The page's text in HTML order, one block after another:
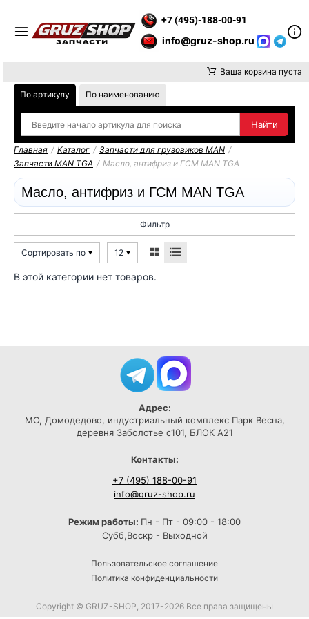
+7 (495)-188-00-91
info@gruz-shop.ru
Ваша корзина пуста
По артикулу По наименованию
Главная / Каталог / Запчасти для грузовиков MAN /
Запчасти MAN TGA / Масло, антифриз и ГСМ MAN TGA
Масло, антифриз и ГСМ MAN TGA
Фильтр
Сортировать по 12
В этой категории нет товаров.
Адрес:
МО, Домодедово, индустриальный комплекс Парк Весна,
деревня Заболотье с101, БЛОК А21
Контакты:
+7 (495) 188-00-91
info@gruz-shop.ru
Режим работы: Пн - Пт - 09:00 - 18:00
Субб,Воскр - Выходной
Пользовательское соглашение
Политика конфиденциальности
Copyright © GRUZ-SHOP, 2017-2026 Все права защищены